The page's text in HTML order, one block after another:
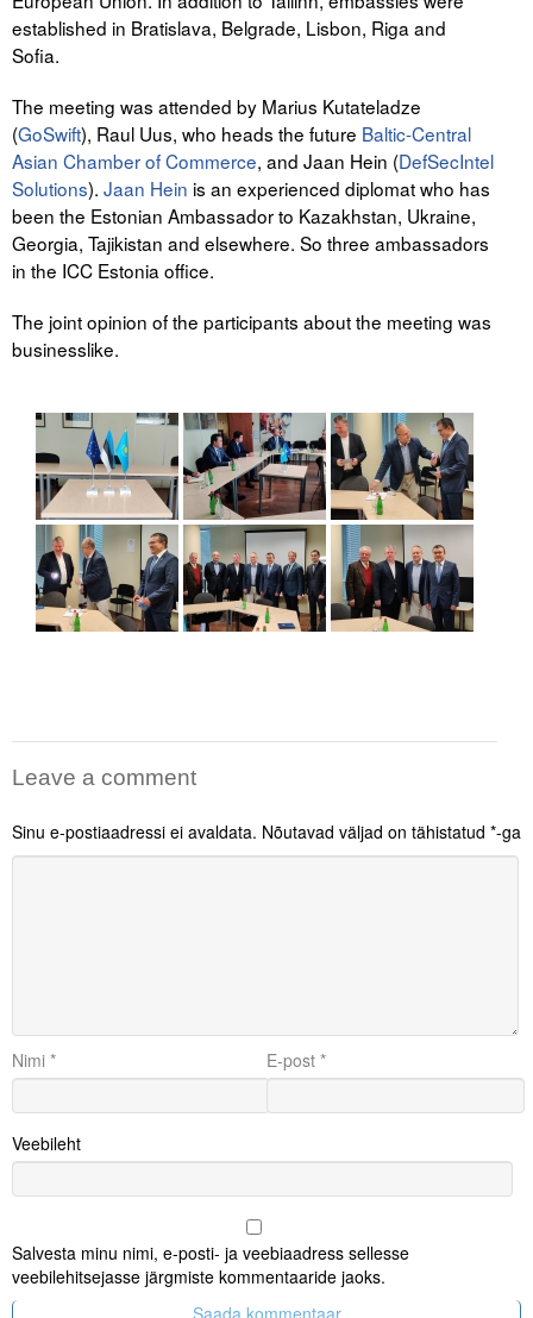
established in Bratislava, Belgrade, Lisbon, Riga and
Sofia.
The meeting was attended by Marius Kutateladze
(GoSwift), Raul Uus, who heads the future Baltic-Central
Asian Chamber of Commerce, and Jaan Hein (DefSecIntel
Solutions). Jaan Hein is an experienced diplomat who has
been the Estonian Ambassador to Kazakhstan, Ukraine,
Georgia, Tajikistan and elsewhere. So three ambassadors
in the ICC Estonia office.
The joint opinion of the participants about the meeting was
businesslike.
Leave a comment
Sinu e-postiaadressi ei avaldata. Nõutavad väljad on tähistatud *-ga
Nimi * E-post *
Veebileht
Salvesta minu nimi, e-posti- ja veebiaadress sellesse
veebilehitsejasse järgmiste kommentaaride jaoks.